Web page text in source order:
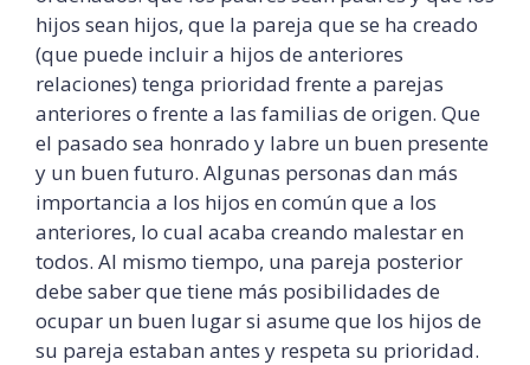
hijos sean hijos, que la pareja que se ha creado
(que puede incluir a hijos de anteriores
relaciones) tenga prioridad frente a parejas
anteriores o frente a las familias de origen. Que
el pasado sea honrado y labre un buen presente
y un buen futuro. Algunas personas dan más
importancia a los hijos en común que a los
anteriores, lo cual acaba creando malestar en
todos. Al mismo tiempo, una pareja posterior
debe saber que tiene más posibilidades de
ocupar un buen lugar si asume que los hijos de
su pareja estaban antes y respeta su prioridad.